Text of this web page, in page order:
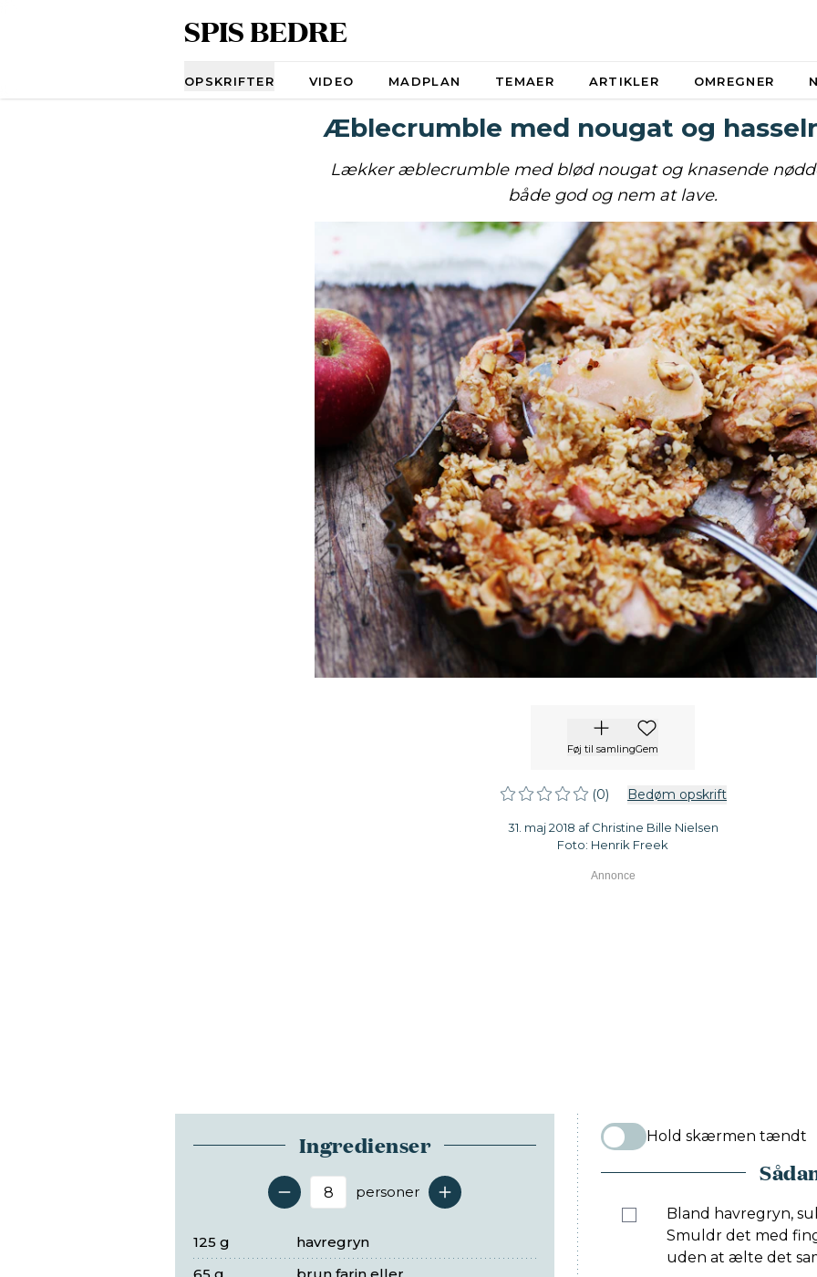
SPIS BEDRE
OPSKRIFTER VIDEO MADPLAN TEMAER ARTIKLER OMREGNER
Æblecrumble med nougat og
Lækker æblecrumble med blød nougat og knasende
både god og nem at lave.
Føj til samlingGem
(0) Bedøm opskrift
31. maj 2018 af Christine Bille Nielsen
Foto: Henrik Freek
Ingredienser
Antal serveringer
personer
havregryn
125 g
Hold skærmen tændt
Bland havregryn,
Smuldr det med
uden at ælte det